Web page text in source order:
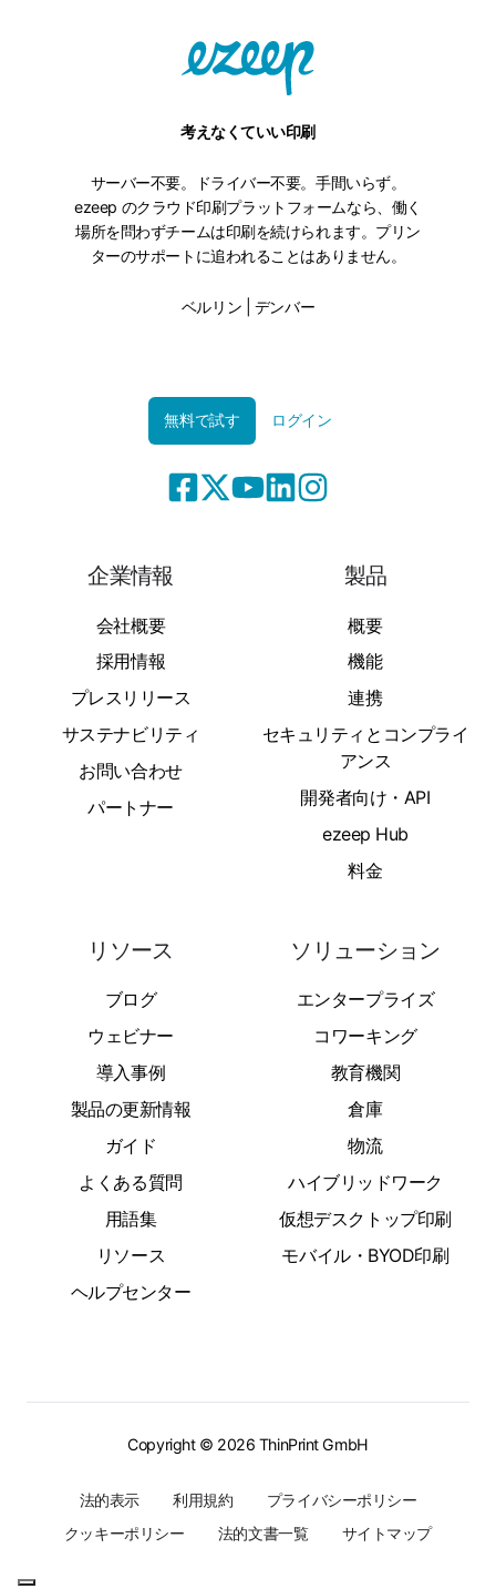
考えなくていい印刷
サーバー不要。ドライバー不要。手間いらず。
ezeep のクラウド印刷プラットフォームなら、働く
場所を問わずチームは印刷を続けられます。プリン
ターのサポートに追われることはありません。
ベルリン | デンバー
無料で試す ログイン
企業情報
会社概要
採用情報
プレスリリース
サステナビリティ
お問い合わせ
パートナー
製品
概要
機能
連携
セキュリティとコンプライ
アンス
開発者向け・API
ezeep Hub
料金
リソース
ブログ
ウェビナー
導入事例
製品の更新情報
ガイド
よくある質問
用語集
リソース
ヘルプセンター
ソリューション
エンタープライズ
コワーキング
教育機関
倉庫
物流
ハイブリッドワーク
仮想デスクトップ印刷
モバイル・BYOD印刷
Copyright © 2026 ThinPrint GmbH
法的表示 利用規約
プライバシーポリシー
クッキーポリシー
法的文書一覧 サイトマップ